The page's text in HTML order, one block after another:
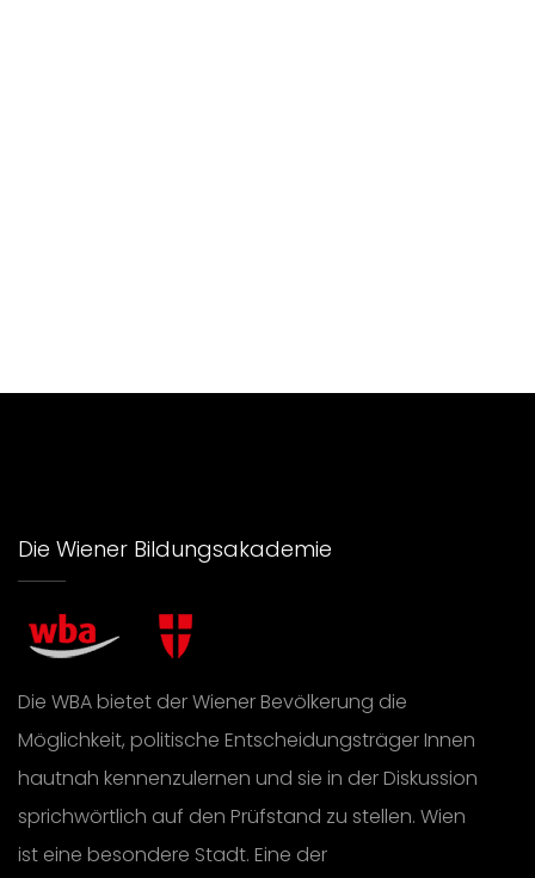
Die Wiener Bildungsakademie
Die WBA bietet der Wiener Bevölkerung die
Möglichkeit, politische Entscheidungsträger Innen
hautnah kennenzulernen und sie in der Diskussion
sprichwörtlich auf den Prüfstand zu stellen. Wien
ist eine besondere Stadt. Eine der